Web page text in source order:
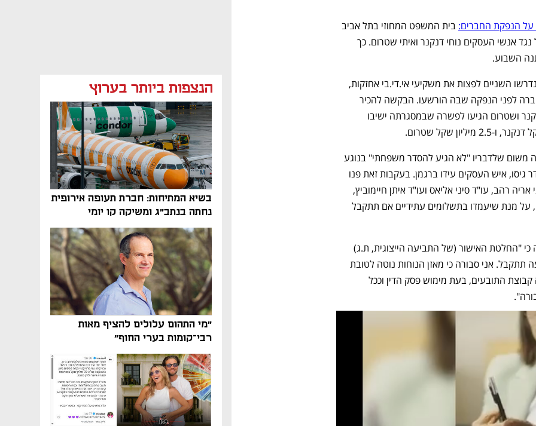
הנצפות ביותר בערוץ
בשיא המתיחות: חברת תעופה אירופית
נחתה בנתב"ג ומשיקה קו יומי
"מי התהום עלולים להציף מאות
רבי־קומות בערי החוף"
על הנפקת החברים:
השבוע.